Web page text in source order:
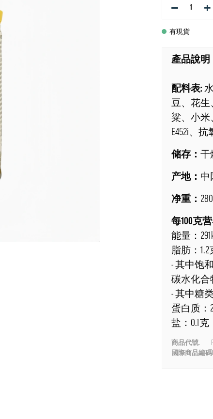
− +
有現貨
產品說明
配料表:
豆、花生
粱、小米
E452i、
储存：干
产地： 中
净重：
每100克
能量：
脂肪：1.2
- 其中饱
碳水化合
- 其中糖
蛋白质：
盐：0.1克
商品代號.
國際商品編碼